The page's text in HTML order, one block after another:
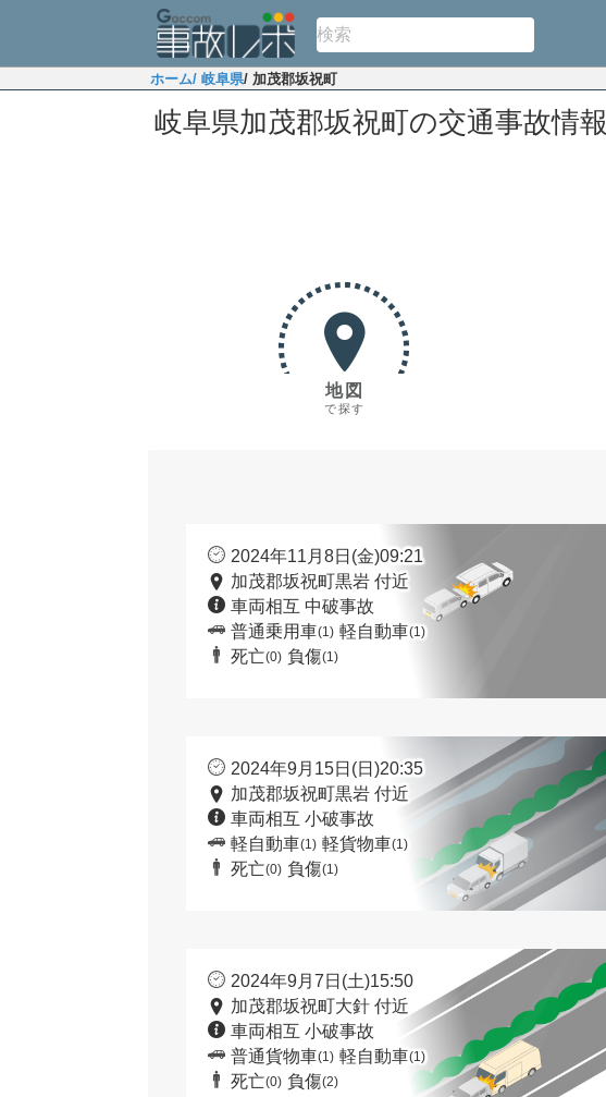
ホーム/ 岐阜県/ 加茂郡坂祝町
岐阜県加茂郡坂祝町の交通事故情報
地図
で探す
2024年11月8日(金)09:21
加茂郡坂祝町黒岩 付近
車両相互 中破事故
普通乗用車(1) 軽自動車(1)
死亡(0) 負傷(1)
2024年9月15日(日)20:35
加茂郡坂祝町黒岩 付近
車両相互 小破事故
軽自動車(1) 軽貨物車(1)
死亡(0) 負傷(1)
2024年9月7日(土)15:50
加茂郡坂祝町大針 付近
車両相互 小破事故
普通貨物車(1) 軽自動車(1)
死亡(0) 負傷(2)